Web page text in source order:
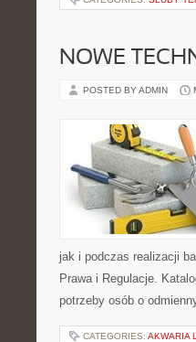
NOWE
POSTED BY ADMIN
jak i podczas realizacji
Prawa i Regulacje.
potrzeby osób o
CATEGORIES: AKWARIA